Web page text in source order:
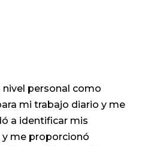
personal como
mi trabajo diario y me
a identificar mis
me proporcionó